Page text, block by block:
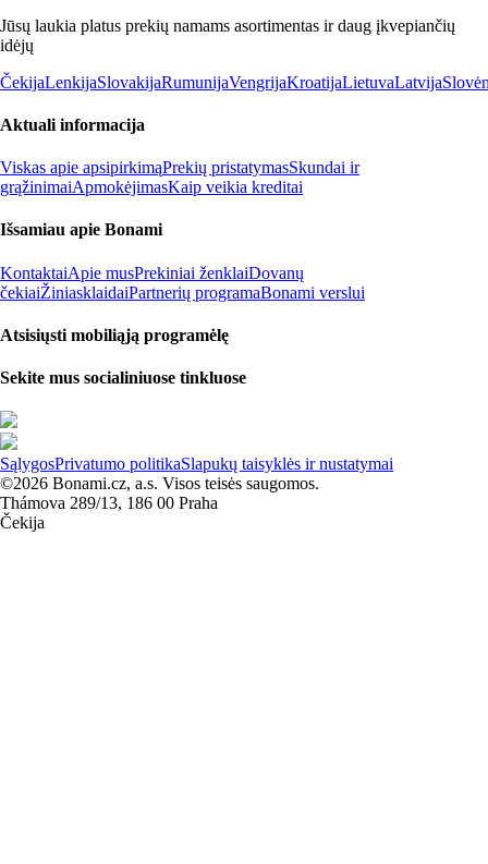
Jūsų laukia platus prekių namams asortimentas ir daug įkvepiančių
idėjų
ČekijaLenkijaSlovakijaRumunijaVengrijaKroatijaLietuvaLatvija
Aktuali informacija
Viskas apie apsipirkimąPrekių pristatymasSkundai ir
grąžinimaiApmokėjimasKaip veikia kreditai
Išsamiau apie Bonami
KontaktaiApie musPrekiniai ženklaiDovanų
čekiaiŽiniasklaidaiPartnerių programaBonami verslui
Atsisiųsti mobiliąją programėlę
Sekite mus socialiniuose tinkluose
SąlygosPrivatumo politikaSlapukų taisyklės ir nustatymai
©2026 Bonami.cz, a.s. Visos teisės saugomos.
Thámova 289/13, 186 00 Praha
Čekija